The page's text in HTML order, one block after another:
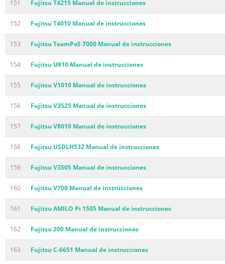
151 Fujitsu T4215 Manual de instrucciones
152 Fujitsu T4010 Manual de instrucciones
153 Fujitsu TeamPoS 7000 Manual de instrucciones
154 Fujitsu U810 Manual de instrucciones
155 Fujitsu V1010 Manual de instrucciones
156 Fujitsu V3525 Manual de instrucciones
157 Fujitsu V8010 Manual de instrucciones
158 Fujitsu USDLH532 Manual de instrucciones
159 Fujitsu V3505 Manual de instrucciones
160 Fujitsu V700 Manual de instrucciones
161 Fujitsu AMILO Pi 1505 Manual de instrucciones
162 Fujitsu 200 Manual de instrucciones
163 Fujitsu C-6651 Manual de instrucciones